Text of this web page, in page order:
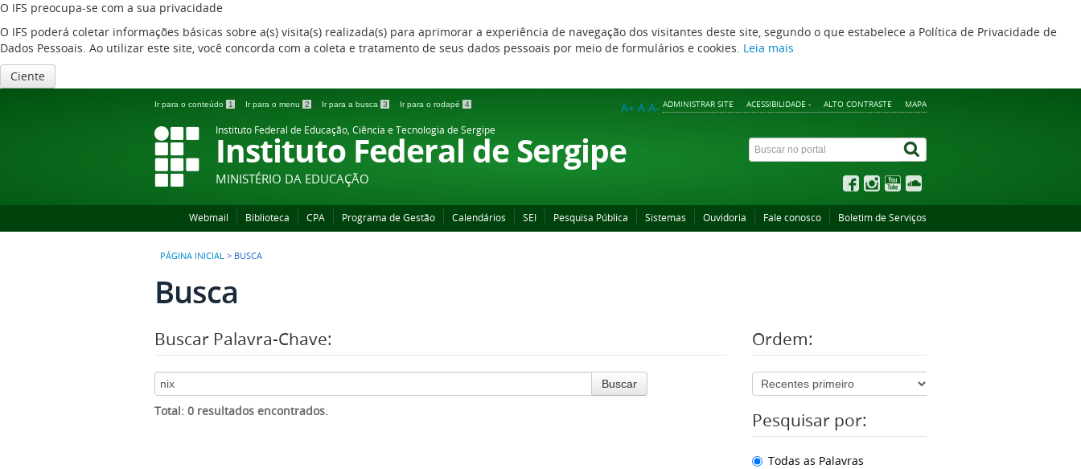
O IFS preocupa-se com a sua privacidade
O IFS poderá coletar informações básicas sobre a(s) visita(s) realizada(s) para aprimorar a experiência de navegação dos visitantes deste site, segundo o que estabelece a Política de Privacidade de
Dados Pessoais. Ao utilizar este site, você concorda com a coleta e tratamento de seus dados pessoais por meio de formulários e cookies. Leia mais
Ciente
Ir para o conteúdo 1 Ir para o menu 2 Ir para a busca 3 Ir para o rodapé 4 ADMINISTRAR SITE ACESSIBILIDADE - ALTO CONTRASTE MAPA
A+ A A-
Instituto Federal de Educação, Ciência e Tecnologia de Sergipe
Instituto Federal de Sergipe
MINISTÉRIO DA EDUCAÇÃO
Webmail Biblioteca CPA Programa de Gestão Calendários SEI Pesquisa Pública Sistemas Ouvidoria Fale conosco Boletim de Serviços
PÁGINA INICIAL > BUSCA
Busca
Buscar Palavra-Chave:
Buscar
Total: 0 resultados encontrados.
Ordem:
Pesquisar por:
Todas as Palavras